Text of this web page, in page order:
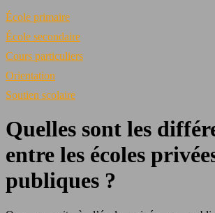
École primaire
École secondaire
Cours particuliers
Orientation
Soutien scolaire
Quelles sont les
entre les écoles
publiques ?